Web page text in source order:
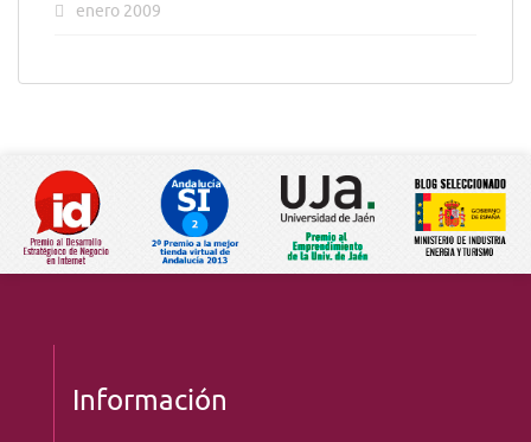
enero 2009
Información